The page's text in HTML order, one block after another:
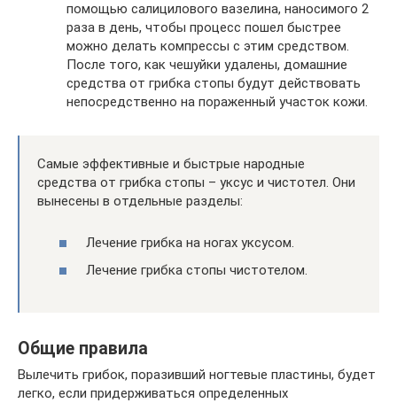
помощью салицилового вазелина, наносимого 2
раза в день, чтобы процесс пошел быстрее
можно делать компрессы с этим средством.
После того, как чешуйки удалены, домашние
средства от грибка стопы будут действовать
непосредственно на пораженный участок кожи.
Самые эффективные и быстрые народные
средства от грибка стопы – уксус и чистотел. Они
вынесены в отдельные разделы:
Лечение грибка на ногах уксусом.
Лечение грибка стопы чистотелом.
Общие правила
Вылечить грибок, поразивший ногтевые пластины, будет
легко, если придерживаться определенных